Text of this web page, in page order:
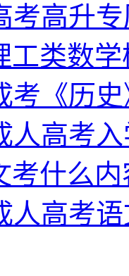
考高升
工类数
考《历
人高考
考什么内
人高考